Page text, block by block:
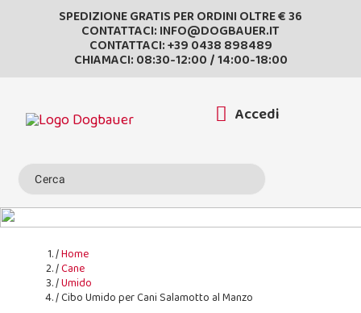
SPEDIZIONE GRATIS PER ORDINI OLTRE € 36
CONTATTACI: INFO@DOGBAUER.IT
CONTATTACI:+39 0438 898489
CHIAMACI: 08:30-12:00 / 14:00-18:00
Accedi
Home
Cane
Umido
Cibo Umido per Cani Salamotto al Manzo